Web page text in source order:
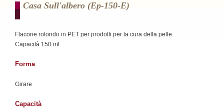
Casa Sull'albero (ep-150-E)
Flacone rotondo in PET per prodotti per la cura della pelle.
Capacità 150 ml.
Forma
Girare
Capacità